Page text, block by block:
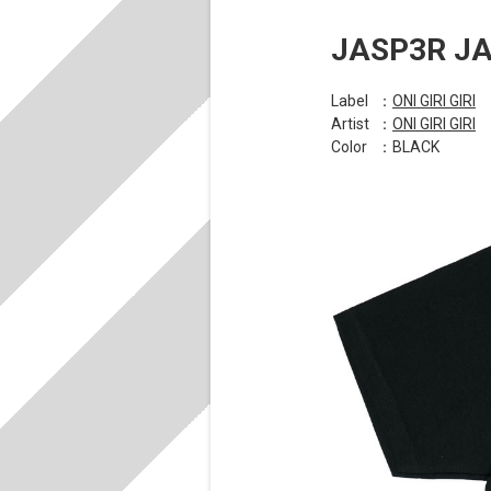
JASP3R
Label ： ONI GIRI GIRI
Artist
： ONI GIRI GIRI
Color
：BLACK